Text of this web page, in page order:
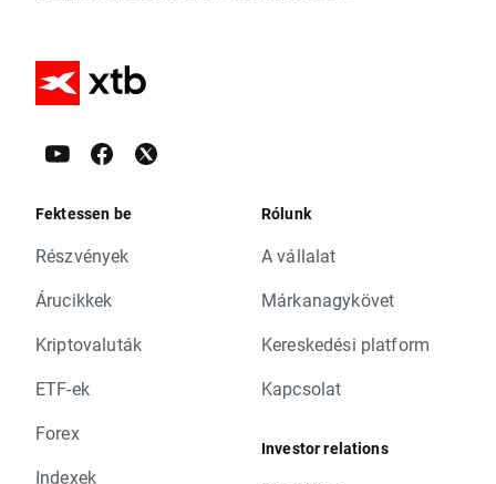
Fektessen be
Részvények
Árucikkek
Kriptovaluták
ETF-ek
Forex
Indexek
Rólunk
A vállalat
Márkanagykövet
Kereskedési platform
Kapcsolat
Investor relations